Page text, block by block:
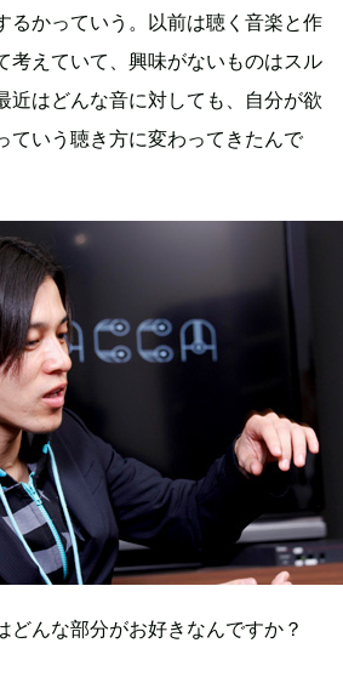
るかっていう。以前は聴く音楽と作
考えていて、興味がないものはスル
近はどんな音に対しても、自分が欲
ていう聴き方に変わってきたんで
んな部分がお好きなんですか？